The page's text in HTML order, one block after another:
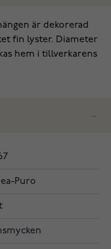
är dekorerad
fin lyster. Diameter
hem i tillverkarens
Puro